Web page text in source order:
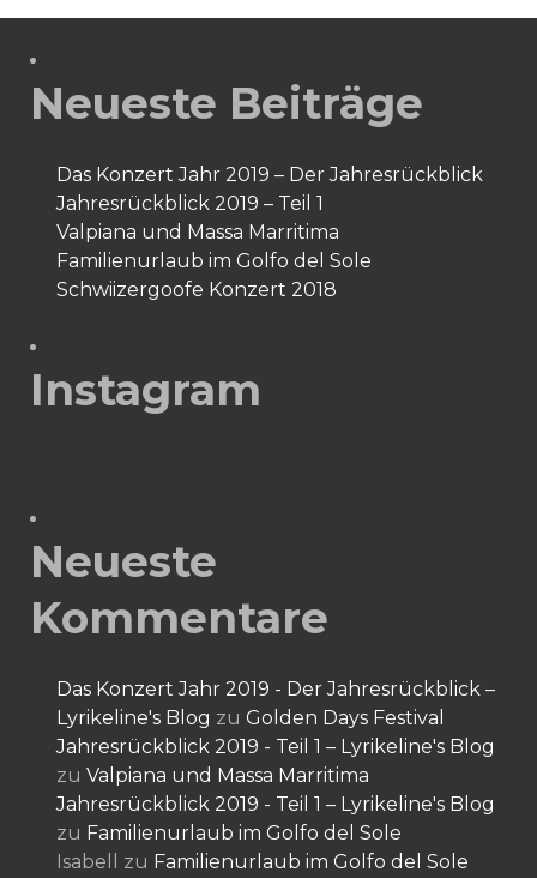
Neueste Beiträge
Das Konzert Jahr 2019 – Der Jahresrückblick
Jahresrückblick 2019 – Teil 1
Valpiana und Massa Marritima
Familienurlaub im Golfo del Sole
Schwiizergoofe Konzert 2018
Instagram
Neueste
Kommentare
Das Konzert Jahr 2019 - Der Jahresrückblick –
Lyrikeline's Blog zu Golden Days Festival
Jahresrückblick 2019 - Teil 1 – Lyrikeline's Blog
zu Valpiana und Massa Marritima
Jahresrückblick 2019 - Teil 1 – Lyrikeline's Blog
zu Familienurlaub im Golfo del Sole
Isabell
zu Familienurlaub im Golfo del Sole